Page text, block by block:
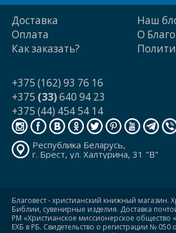
Доставка
Оплата
Как заказать?
Наш
О
+375 (162) 93 76 16
+375 (33)640 94 23
+375 (44) 454 54 14
Республика Беларусь,
г. Брест, ул. Халтурина, 31 "В"
Благовест - христианский книжный магазин.
Библии, сувенирные изделия. Доставка
РМ «Христианское миссионерское общество
ЕХБ в РБ. Свидетельство о регистрации № 050